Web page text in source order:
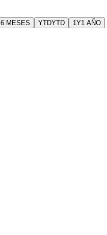
6 MESES YTDYTD 1Y1 AÑO